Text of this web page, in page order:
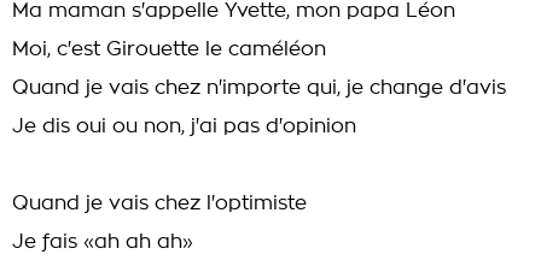
Ma maman s'appelle Yvette, mon papa Léon
Moi, c'est Girouette le caméléon
Quand je vais chez n'importe qui, je change d'avis
Je dis oui ou non, j'ai pas d'opinion
Quand je vais chez l'optimiste
Je fais «ah ah ah»